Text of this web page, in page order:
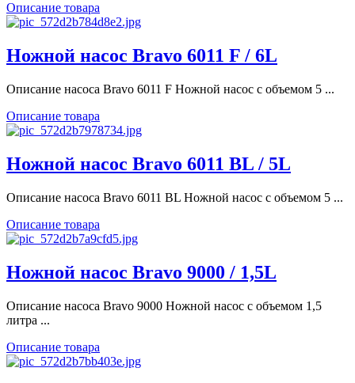
Описание товара
Ножной насос Bravo 6011 F / 6L
Описание насоса Bravo 6011 F Ножной насос с объемом 5 ...
Описание товара
Ножной насос Bravo 6011 BL / 5L
Описание насоса Bravo 6011 BL Ножной насос с объемом 5 ...
Описание товара
Ножной насос Bravo 9000 / 1,5L
Описание насоса Bravo 9000 Ножной насос с объемом 1,5
литра ...
Описание товара